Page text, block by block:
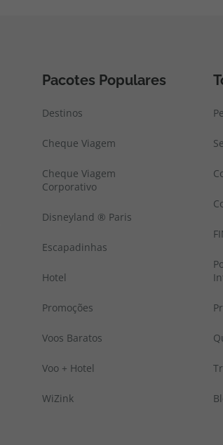
Pacotes Populares
Destinos
Cheque Viagem
Cheque Viagem
Corporativo
Disneyland ® Paris
Escapadinhas
Hotel
Promoções
Voos Baratos
Voo + Hotel
WiZink